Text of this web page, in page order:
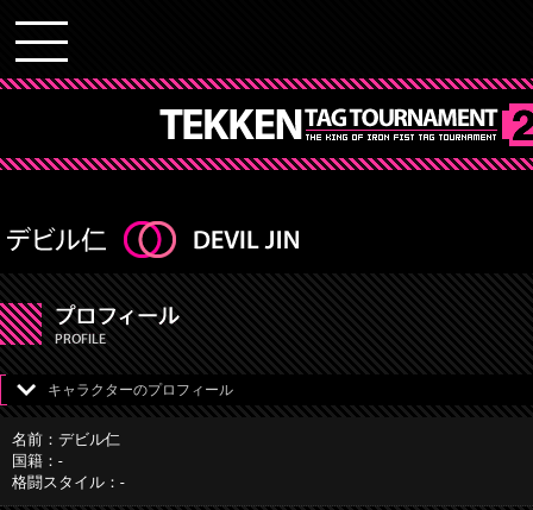
キャラクターのプロフィール
名前：デビル仁
国籍：-
格闘スタイル：-